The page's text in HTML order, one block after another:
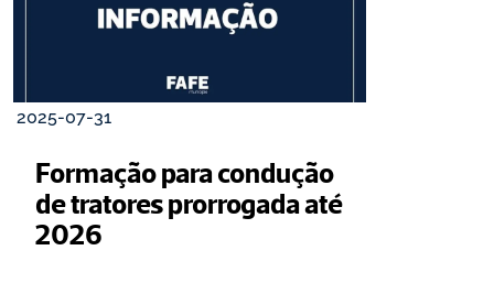
2025-07-31
Formação para condução
de tratores prorrogada até
2026